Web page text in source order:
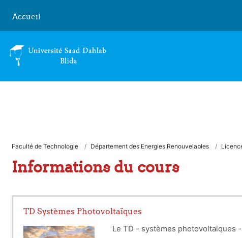
Accueil
Faculté de Technologie Département des Energies Renouvelables
Informations du cours
TD Systèmes Photovoltaïques
Le TD - systèmes photovoltaïques